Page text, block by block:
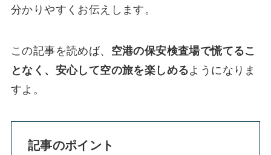
分かりやすくお伝えします。
この記事を読めば、 空港の保安検査場で慌てるこ
となく、安心して空の旅を楽しめるようになりま
すよ。
記事のポイント